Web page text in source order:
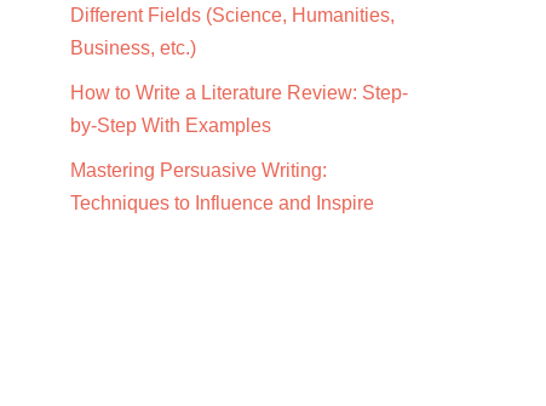
Different Fields (Science, Humanities,
Business, etc.)
How to Write a Literature Review: Step-
by-Step With Examples
Mastering Persuasive Writing:
Techniques to Influence and Inspire